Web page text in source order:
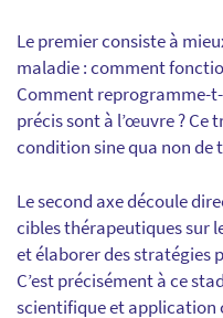
Le premier consiste à
maladie : comment
Comment reprogramme-
précis sont à l’œuvre ?
condition sine qua non de
Le second axe découle
cibles thérapeutiques sur
et élaborer des stratégies
C’est précisément à ce
scientifique et application